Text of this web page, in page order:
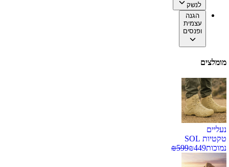
לנשק
הגנה
עצמית
ופנסים
מומלצים
נעליים
טקטיות SOL
נמוכות
₪449
₪599